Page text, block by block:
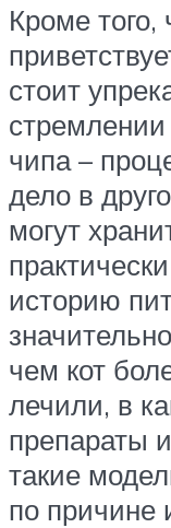
Кроме того,
стоит
стремлении
чипа –
дело в
могут
историю
чем кот
лечили, в
препараты
такие
по причине